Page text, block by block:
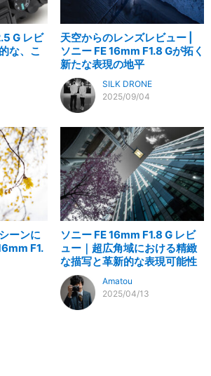
G レビ
な、こ
天空からのレンズレビュー |
ソニー FE 16mm F1.8 Gが拓く
新たな表現の地平
SILK DRONE
2025/09/04
ーンに
F1.
ソニー FE 16mm F1.8 G レビ
ュー｜超広角域における精緻
な描写と革新的な表現可能性
Amatou
2025/04/13